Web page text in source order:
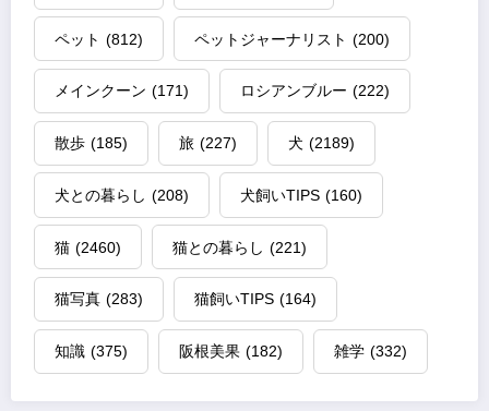
ペット (812) ペットジャーナリスト (200)
メインクーン (171) ロシアンブルー (222)
散歩 (185) 旅 (227) 犬 (2189)
犬との暮らし (208) 犬飼いTIPS (160)
猫 (2460) 猫との暮らし (221)
猫写真 (283) 猫飼いTIPS (164)
知識 (375) 阪根美果 (182) 雑学 (332)